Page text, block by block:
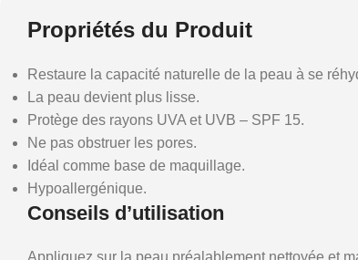
Propriétés du Produit
Restaure la capacité naturelle de la peau à se
La peau devient plus lisse.
Protège des rayons UVA et UVB – SPF 15.
Ne pas obstruer les pores.
Idéal comme base de maquillage.
Hypoallergénique.
Conseils d’utilisation
Appliquez sur la peau préalablement nettoyée et